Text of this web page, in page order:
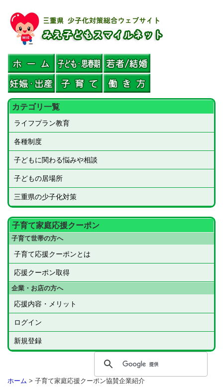
カテゴリ一覧
ライフプラン教育
各種制度
子どもに関わる悩みや相談
子どもの居場所
三重県の少子化対策
子育て家庭応援クーポン
子育て世帯の方へ
子育て応援クーポンとは
応援クーポン取得
企業・お店の方へ
応援内容・メリット
ログイン
新規登録
ホーム > 子育て家庭応援クーポン協賛企業紹介